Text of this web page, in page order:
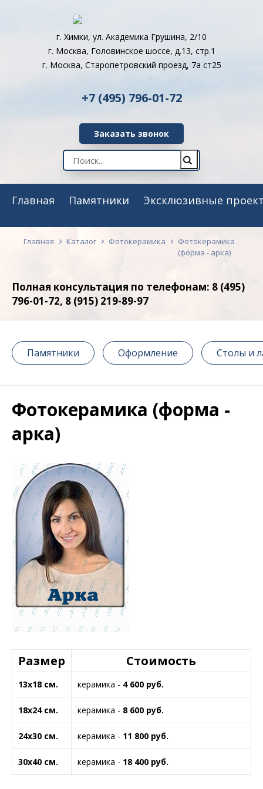
г. Химки, ул. Академика Грушина, 2/10
г. Москва, Головинское шоссе, д.13, стр.1
г. Москва, Старопетровский проезд, 7а ст25
+7 (495) 796-01-72
Заказать звонок
Главная Памятники Эксклюзивные
Главная Каталог Фотокерамика
Фотокерамика
(форма - арка)
Полная консультация по телефонам: 8 (495)
796-01-72, 8 (915) 219-89-97
Памятники Оформление Столы и
Фотокерамика (форма -
арка)
Размер Стоимость
13х18 см. керамика - 4 600 руб.
18х24 см. керамика - 8 600 руб.
24х30 см. керамика - 11 800 руб.
30х40 см. керамика - 18 400 руб.